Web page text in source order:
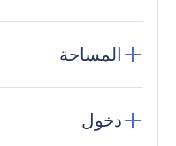
المساحة
دخول